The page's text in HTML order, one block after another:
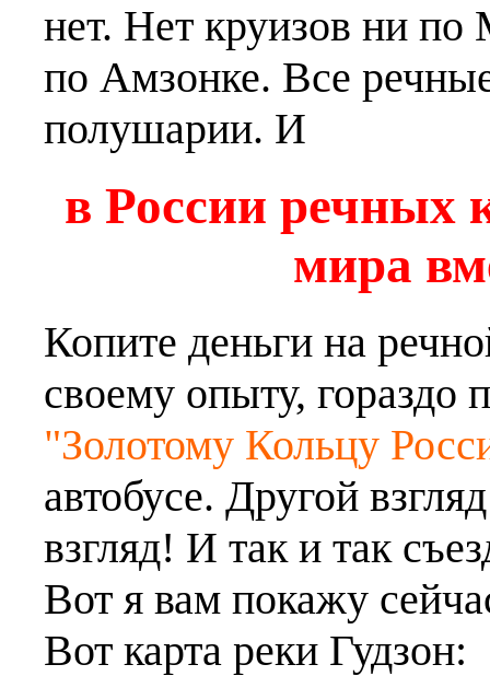
нет. Нет круизов ни
по Амзонке. Все
полушарии. И
в России речных
мира
Копите деньги на
своему опыту, гораздо
"Золотому Кольцу
автобусе. Другой
взгляд! И так и так
Вот я вам покажу
Вот карта реки Гудзон: